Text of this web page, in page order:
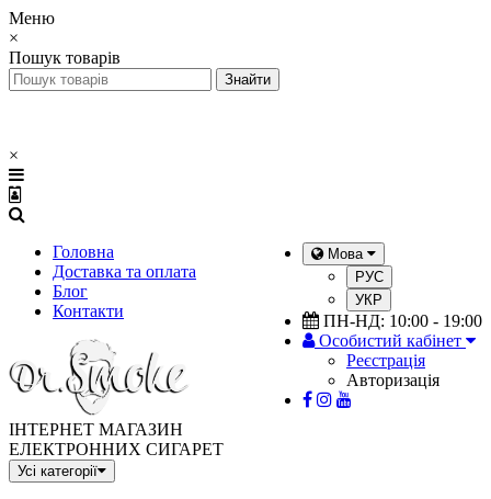
Меню
×
Пошук товарів
×
Головна
Доставка та оплата
Блог
Контакти
Мова
РУС
УКР
ПН-НД: 10:00 - 19:00
Особистий кабінет
Реєстрація
Авторизація
ІНТЕРНЕТ МАГАЗИН
ЕЛЕКТРОННИХ СИГАРЕТ
Усі категорії